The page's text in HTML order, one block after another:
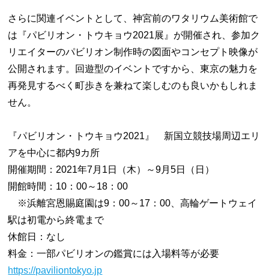
さらに関連イベントとして、神宮前のワタリウム美術館で
は『パビリオン・トウキョウ2021展』が開催され、参加ク
リエイターのパビリオン制作時の図面やコンセプト映像が
公開されます。回遊型のイベントですから、東京の魅力を
再発見するべく町歩きを兼ねて楽しむのも良いかもしれま
せん。
『パビリオン・トウキョウ2021』 新国立競技場周辺エリ
アを中心に都内9カ所
開催期間：2021年7月1日（木）～9月5日（日）
開館時間：10：00～18：00
※浜離宮恩賜庭園は9：00～17：00、高輪ゲートウェイ
駅は初電から終電まで
休館日：なし
料金：一部パビリオンの鑑賞には入場料等が必要
https://paviliontokyo.jp